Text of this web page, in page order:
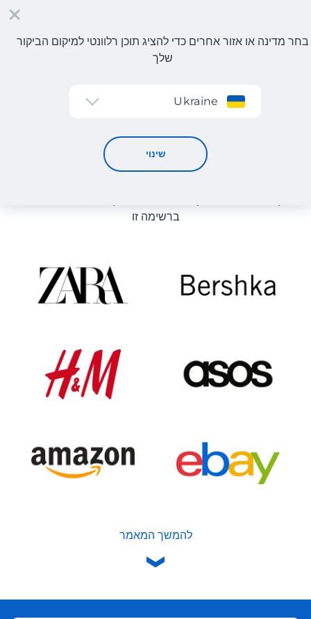
בחר מדינה או אזור אחרים כדי להציג תוכן רלוונטי למיקום הביקור
שלך
Ukraine
שינוי
קטלוג חנויות
קטלוג חנויות
ברשימה זו
להמשך המאמר